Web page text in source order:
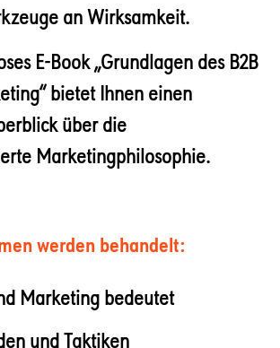
an Wirksamkeit.
E-Book „Grundlagen des B2B
bietet Ihnen einen
über die
Marketingphilosophie.
werden behandelt:
Marketing bedeutet
und Taktiken